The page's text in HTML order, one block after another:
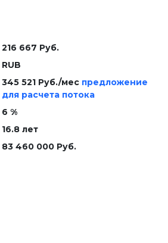
216 667 Руб.
RUB
345 521 Руб./мес предложение
для расчета потока
6 %
16.8 лет
83 460 000 Руб.